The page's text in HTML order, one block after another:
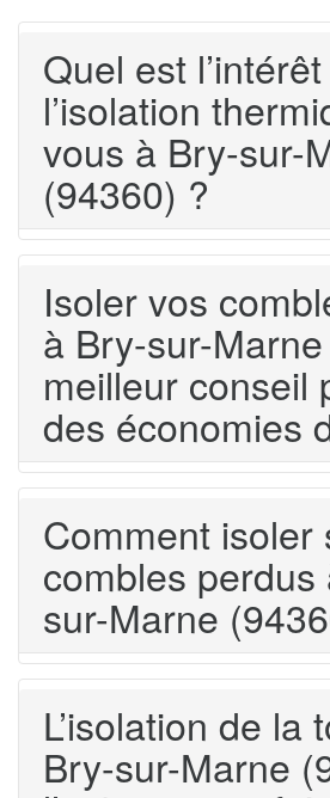
Quel est
l’isolation
vous à Bry-sur-
(94360) ?
Isoler vos
à Bry-sur-
meilleur conseil
des économies
Comment isoler
combles perdus
sur-Marne
L’isolation de la
Bry-sur-Marne